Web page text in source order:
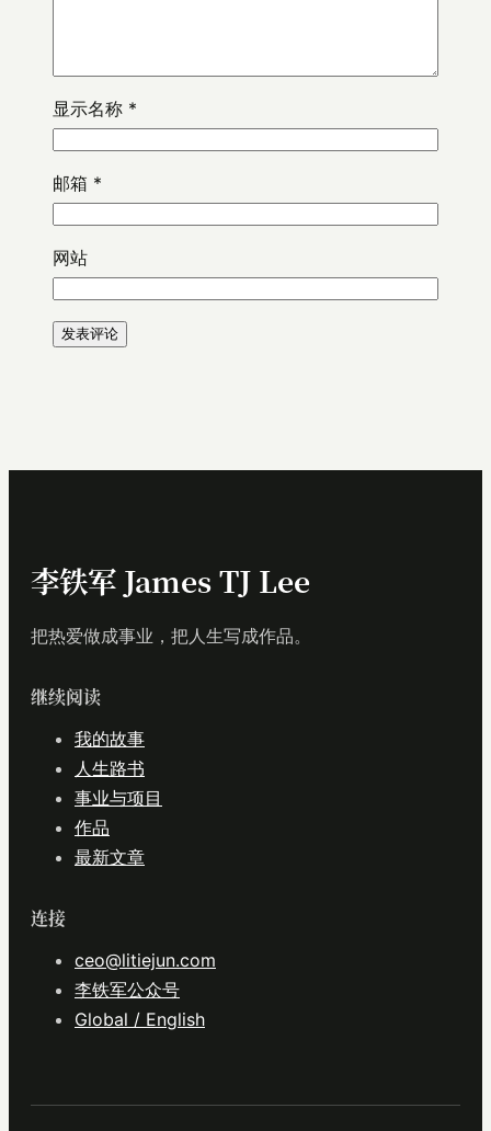
显示名称 *
邮箱 *
网站
李铁军 James TJ Lee
把热爱做成事业，把人生写成作品。
继续阅读
我的故事
人生路书
事业与项目
作品
最新文章
连接
ceo@litiejun.com
李铁军公众号
Global / English